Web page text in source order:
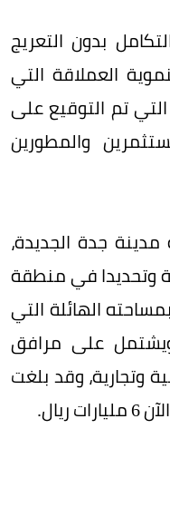
بدون التعريج
العملاقة التي
تم التوقيع على
والمطورين
جدة الجديدة،
وتحديدا في منطقة
الهائلة التي
ويشتمل على مرافق
وتجارية، وقد بلغت